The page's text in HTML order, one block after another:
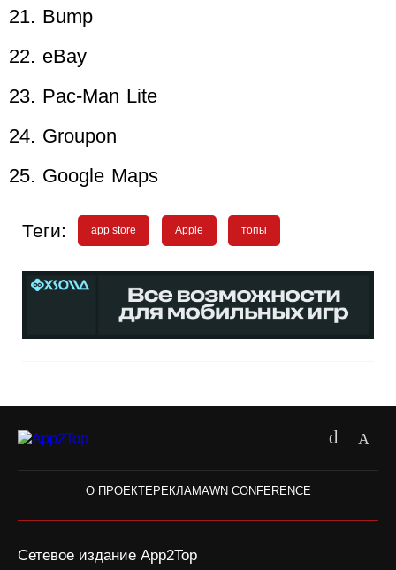
Bump
eBay
Pac-Man Lite
Groupon
Google Maps
Теги: app store Apple топы
О ПРОЕКТЕРЕКЛАМАWN CONFERENCE
Сетевое издание App2Top